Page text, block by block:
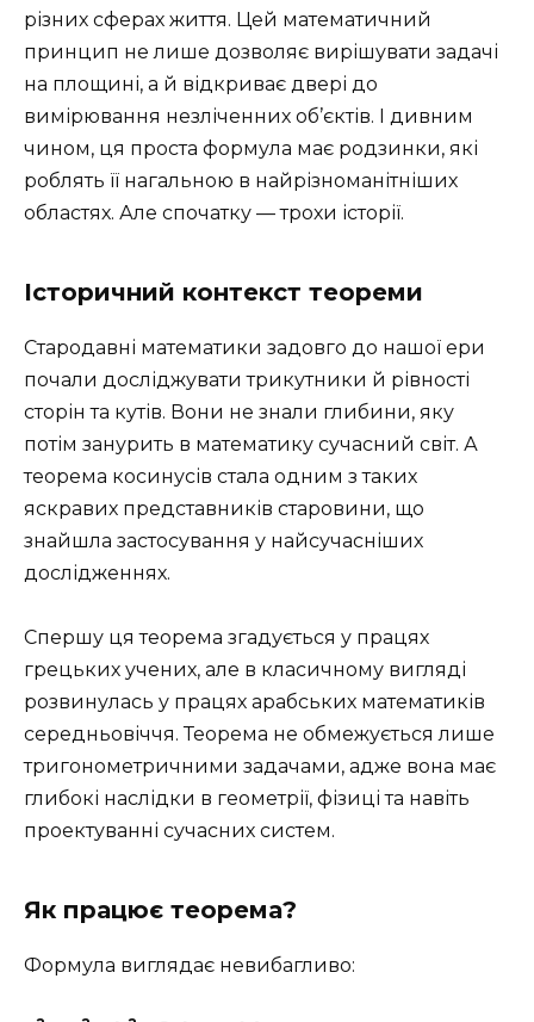
різних сферах життя. Цей математичний
принцип не лише дозволяє вирішувати задачі
на площині, а й відкриває двері до
вимірювання незліченних об’єктів. І дивним
чином, ця проста формула має родзинки, які
роблять її нагальною в найрізноманітніших
областях. Але спочатку — трохи історії.
Історичний контекст теореми
Стародавні математики задовго до нашої ери
почали досліджувати трикутники й рівності
сторін та кутів. Вони не знали глибини, яку
потім занурить в математику сучасний світ. А
теорема косинусів стала одним з таких
яскравих представників старовини, що
знайшла застосування у найсучасніших
дослідженнях.
Спершу ця теорема згадується у працях
грецьких учених, але в класичному вигляді
розвинулась у працях арабських математиків
середньовіччя. Теорема не обмежується лише
тригонометричними задачами, адже вона має
глибокі наслідки в геометрії, фізиці та навіть
проектуванні сучасних систем.
Як працює теорема?
Формула виглядає невибагливо: